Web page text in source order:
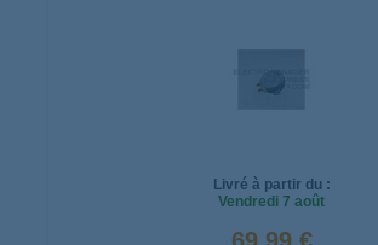
Livré à partir du :
Vendredi 7 août